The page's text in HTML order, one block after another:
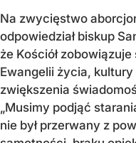
Na zwycięstwo
odpowiedział biskup
że Kościół
Ewangelii życia,
zwiększenia
„Musimy podjąć
nie był przerwany z